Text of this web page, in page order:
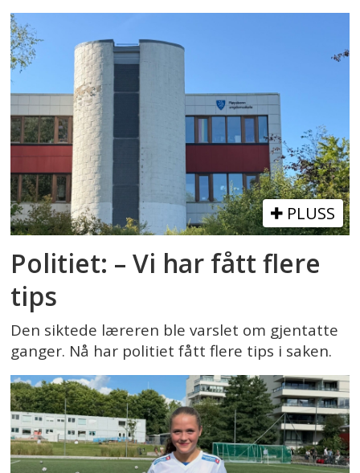
PLUSS
Politiet: – Vi har fått flere
tips
Den siktede læreren ble varslet om gjentatte
ganger. Nå har politiet fått flere tips i saken.